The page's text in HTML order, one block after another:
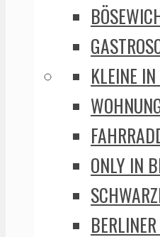
KLEINE IN
ONLY IN